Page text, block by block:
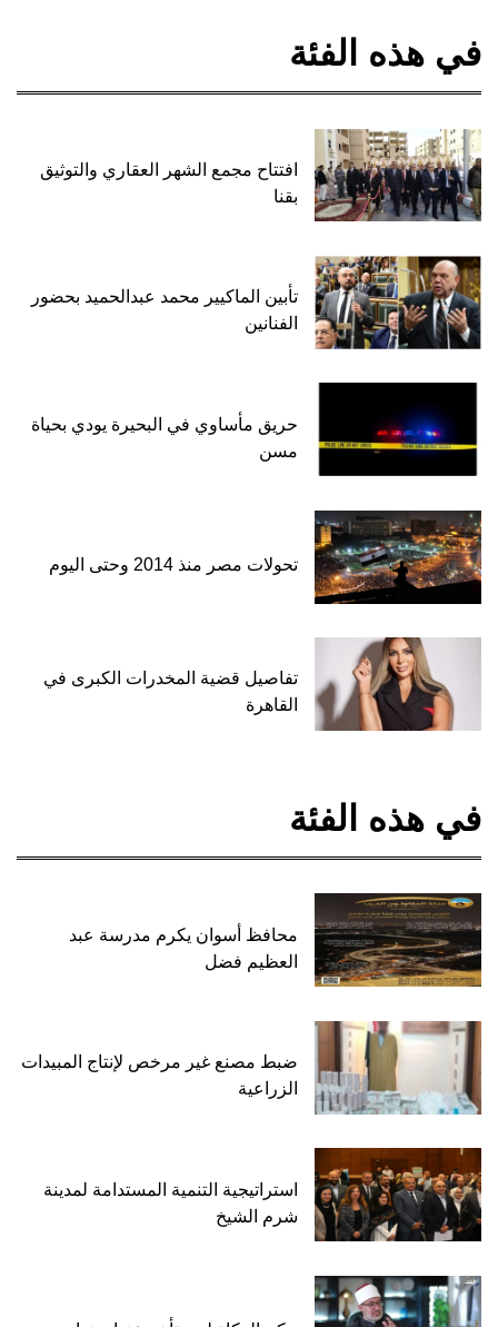
في هذه الفئة
افتتاح مجمع الشهر العقاري والتوثيق
بقنا
تأبين الماكيير محمد عبدالحميد بحضور
الفنانين
حريق مأساوي في البحيرة يودي بحياة
مسن
تحولات مصر منذ 2014 وحتى اليوم
تفاصيل قضية المخدرات الكبرى في
القاهرة
في هذه الفئة
محافظ أسوان يكرم مدرسة عبد
العظيم فضل
ضبط مصنع غير مرخص لإنتاج المبيدات
الزراعية
استراتيجية التنمية المستدامة لمدينة
شرم الشيخ